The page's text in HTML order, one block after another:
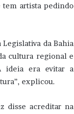
artista pedindo
Legislativa da Bahia
cultura regional e
ideia era evitar a
explicou.
disse acreditar na